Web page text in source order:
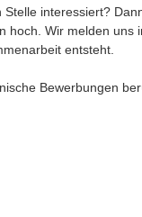
Stelle interessiert?
hoch. Wir melden uns
entsteht.
Bewerbungen